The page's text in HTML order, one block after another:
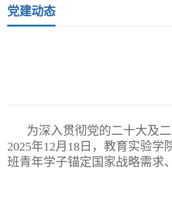
党建动态
为深入贯彻党的二十大及
2025年12月18日，教育实验
班青年学子锚定国家战略需求